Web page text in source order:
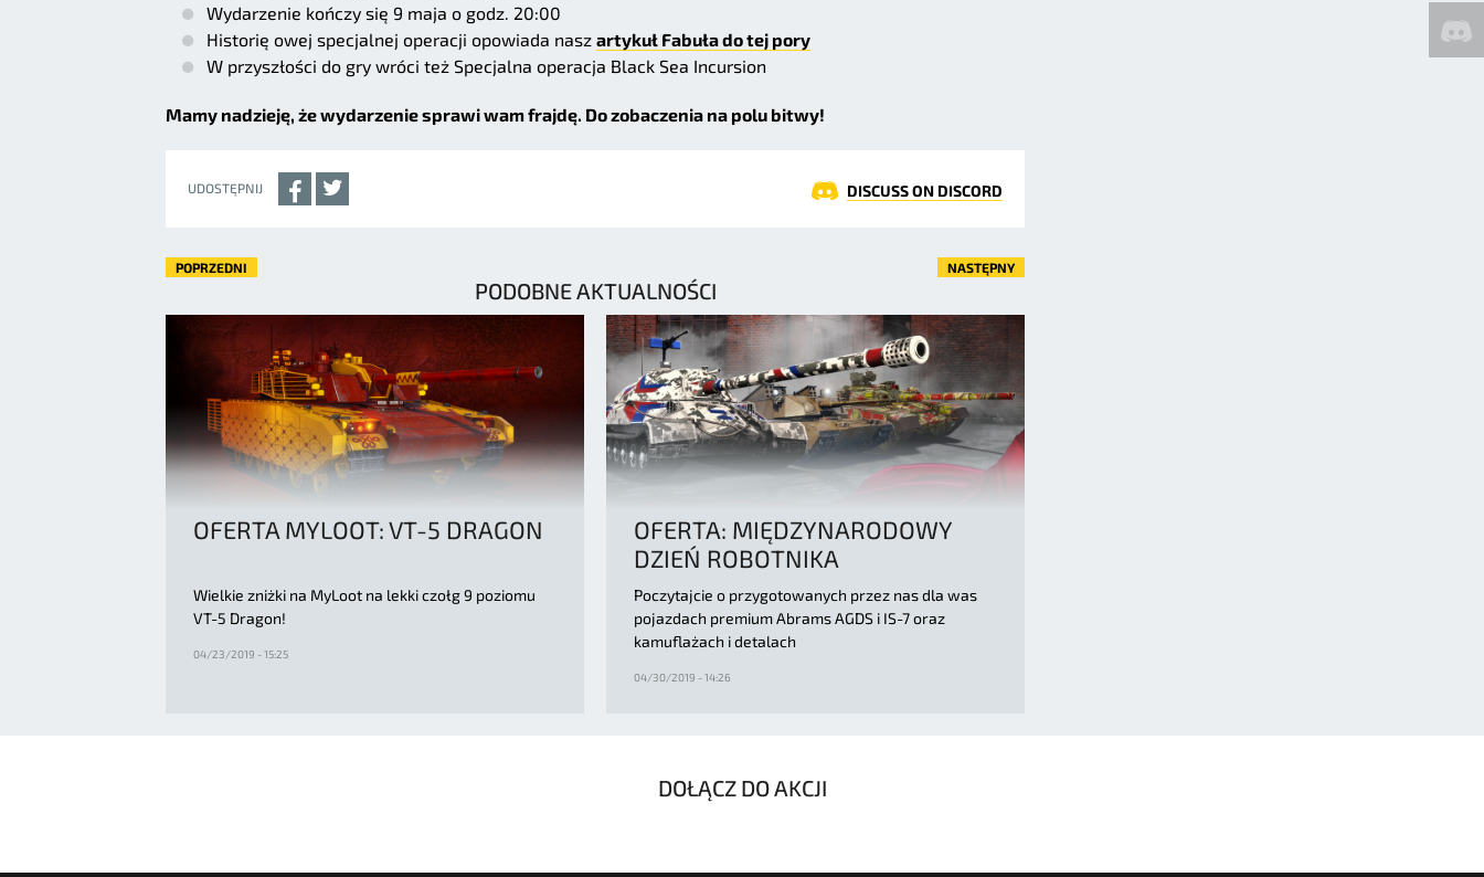
Wydarzenie kończy się 9 maja o godz. 20:00
Historię owej specjalnej operacji opowiada nasz artykuł Fabuła do tej pory
W przyszłości do gry wróci też Specjalna operacja Black Sea Incursion
Mamy nadzieję, że wydarzenie sprawi wam frajdę. Do zobaczenia na polu bitwy!
UDOSTĘPNIJ DISCUSS ON DISCORD
POPRZEDNI NASTĘPNY
PODOBNE AKTUALNOŚCI
OFERTA MYLOOT: VT-5 DRAGON
Wielkie zniżki na MyLoot na lekki czołg 9 poziomu
VT-5 Dragon!
04/23/2019 - 15:25
OFERTA: MIĘDZYNARODOWY
DZIEŃ ROBOTNIKA
Poczytajcie o przygotowanych przez nas dla was
pojazdach premium Abrams AGDS i IS-7 oraz
kamuflażach i detalach
04/30/2019 - 14:26
DOŁĄCZ DO AKCJI